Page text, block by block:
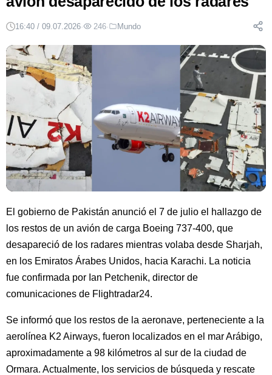
16:40 / 09.07.2026· 246· Mundo
El gobierno de Pakistán anunció el 7 de julio el hallazgo de
los restos de un avión de carga Boeing 737-400, que
desapareció de los radares mientras volaba desde Sharjah,
en los Emiratos Árabes Unidos, hacia Karachi. La noticia
fue confirmada por Ian Petchenik, director de
comunicaciones de Flightradar24.
Se informó que los restos de la aeronave, perteneciente a la
aerolínea K2 Airways, fueron localizados en el mar Arábigo,
aproximadamente a 98 kilómetros al sur de la ciudad de
Ormara. Actualmente, los servicios de búsqueda y rescate